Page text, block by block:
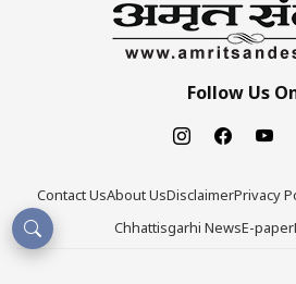
Follow Us
Contact UsAbout UsDisclaimerPrivacy
Chhattisgarhi NewsE-paper